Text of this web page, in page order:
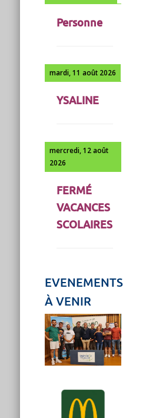
Personne
mardi, 11 août 2026
YSALINE
mercredi, 12 août
2026
FERMÉ
VACANCES
SCOLAIRES
EVENEMENTS
À VENIR